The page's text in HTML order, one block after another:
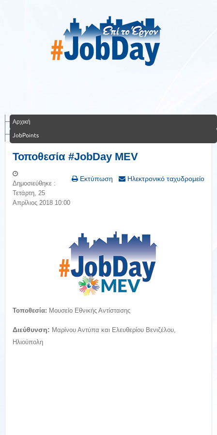
Αρχική
JobPoints
Τοποθεσία #JobDay MEV
Εκτύπωση Ηλεκτρονικό ταχυδρομείο
Δημοσιεύθηκε :
Τετάρτη, 25
Απρίλιος 2018 10:00
Τοποθεσία: Μουσείο Εθνικής Αντίστασης
Διεύθυνση: Μαρίνου Αντύπα και Ελευθερίου Βενιζέλου,
Ηλιούπολη